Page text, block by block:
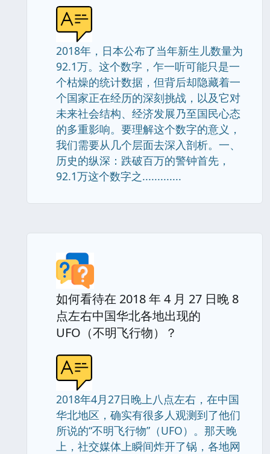
2018年，日本公布了当年新生儿数量为
92.1万。这个数字，乍一听可能只是一
个枯燥的统计数据，但背后却隐藏着一
个国家正在经历的深刻挑战，以及它对
未来社会结构、经济发展乃至国民心态
的多重影响。要理解这个数字的意义，
我们需要从几个层面去深入剖析。一、
历史的纵深：跌破百万的警钟首先，
92.1万这个数字之.............
如何看待在 2018 年 4 月 27 日晚 8
点左右中国华北各地出现的
UFO（不明飞行物）？
2018年4月27日晚上八点左右，在中国
华北地区，确实有很多人观测到了他们
所说的“不明飞行物”（UFO）。那天晚
上，社交媒体上瞬间炸开了锅，各地网